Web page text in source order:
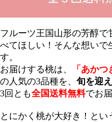
フルーツ王国山形の芳醇
べてほしい！そんな想い
す。
お届けする桃は、
「あか
の人気の3品種を、 旬を迎
3回とも全国送料無料でお
とにかく桃が大好き！と